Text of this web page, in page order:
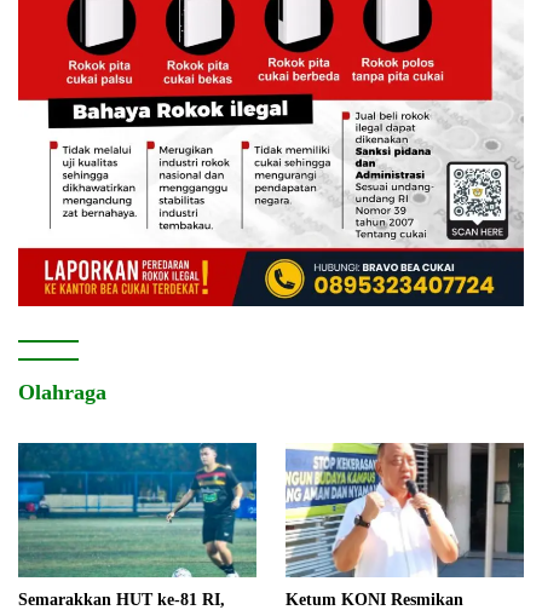
Olahraga
Semarakkan HUT ke-81 RI,
Ketum KONI Resmikan